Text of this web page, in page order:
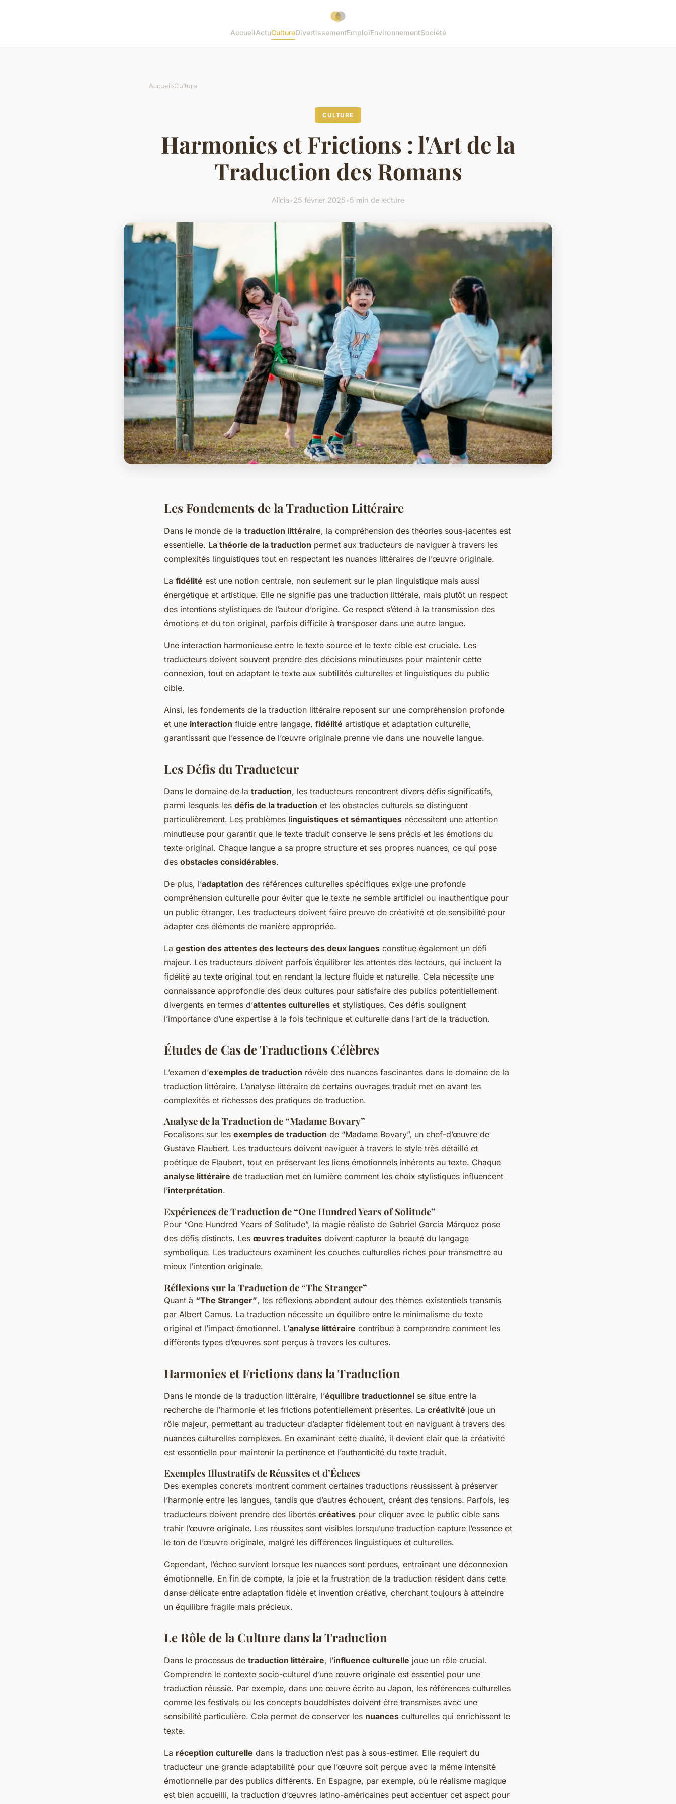
AccueilActuCultureDivertissementEmploiEnvironnementSociété
Accueil›Culture
CULTURE
Harmonies et Frictions : l'Art de la
Traduction des Romans
Alicia•25 février 2025•5 min de lecture
Les Fondements de la Traduction Littéraire
Dans le monde de la traduction littéraire, la compréhension des théories sous-jacentes est
essentielle. La théorie de la traduction permet aux traducteurs de naviguer à travers les
complexités linguistiques tout en respectant les nuances littéraires de l’œuvre originale.
La fidélité est une notion centrale, non seulement sur le plan linguistique mais aussi
énergétique et artistique. Elle ne signifie pas une traduction littérale, mais plutôt un respect
des intentions stylistiques de l’auteur d’origine. Ce respect s’étend à la transmission des
émotions et du ton original, parfois difficile à transposer dans une autre langue.
Une interaction harmonieuse entre le texte source et le texte cible est cruciale. Les
traducteurs doivent souvent prendre des décisions minutieuses pour maintenir cette
connexion, tout en adaptant le texte aux subtilités culturelles et linguistiques du public
cible.
Ainsi, les fondements de la traduction littéraire reposent sur une compréhension profonde
et une interaction fluide entre langage, fidélité artistique et adaptation culturelle,
garantissant que l’essence de l’œuvre originale prenne vie dans une nouvelle langue.
Les Défis du Traducteur
Dans le domaine de la traduction, les traducteurs rencontrent divers défis significatifs,
parmi lesquels les défis de la traduction et les obstacles culturels se distinguent
particulièrement. Les problèmes linguistiques et sémantiques nécessitent une attention
minutieuse pour garantir que le texte traduit conserve le sens précis et les émotions du
texte original. Chaque langue a sa propre structure et ses propres nuances, ce qui pose
des obstacles considérables.
De plus, l’adaptation des références culturelles spécifiques exige une profonde
compréhension culturelle pour éviter que le texte ne semble artificiel ou inauthentique pour
un public étranger. Les traducteurs doivent faire preuve de créativité et de sensibilité pour
adapter ces éléments de manière appropriée.
La gestion des attentes des lecteurs des deux langues constitue également un défi
majeur. Les traducteurs doivent parfois équilibrer les attentes des lecteurs, qui incluent la
fidélité au texte original tout en rendant la lecture fluide et naturelle. Cela nécessite une
connaissance approfondie des deux cultures pour satisfaire des publics potentiellement
divergents en termes d’attentes culturelles et stylistiques. Ces défis soulignent
l’importance d’une expertise à la fois technique et culturelle dans l’art de la traduction.
Études de Cas de Traductions Célèbres
L’examen d’exemples de traduction révèle des nuances fascinantes dans le domaine de la
traduction littéraire. L’analyse littéraire de certains ouvrages traduit met en avant les
complexités et richesses des pratiques de traduction.
Analyse de la Traduction de “Madame Bovary”
Focalisons sur les exemples de traduction de “Madame Bovary”, un chef-d’œuvre de
Gustave Flaubert. Les traducteurs doivent naviguer à travers le style très détaillé et
poétique de Flaubert, tout en préservant les liens émotionnels inhérents au texte. Chaque
analyse littéraire de traduction met en lumière comment les choix stylistiques influencent
l’interprétation.
Expériences de Traduction de “One Hundred Years of Solitude”
Pour “One Hundred Years of Solitude”, la magie réaliste de Gabriel García Márquez pose
des défis distincts. Les œuvres traduites doivent capturer la beauté du langage
symbolique. Les traducteurs examinent les couches culturelles riches pour transmettre au
mieux l’intention originale.
Réflexions sur la Traduction de “The Stranger”
Quant à “The Stranger”, les réflexions abondent autour des thèmes existentiels transmis
par Albert Camus. La traduction nécessite un équilibre entre le minimalisme du texte
original et l’impact émotionnel. L’analyse littéraire contribue à comprendre comment les
diffèrents types d‘œuvres sont perçus à travers les cultures.
Harmonies et Frictions dans la Traduction
Dans le monde de la traduction littéraire, l’équilibre traductionnel se situe entre la
recherche de l’harmonie et les frictions potentiellement présentes. La créativité joue un
rôle majeur, permettant au traducteur d’adapter fidèlement tout en naviguant à travers des
nuances culturelles complexes. En examinant cette dualité, il devient clair que la créativité
est essentielle pour maintenir la pertinence et l’authenticité du texte traduit.
Exemples Illustratifs de Réussites et d’Échecs
Des exemples concrets montrent comment certaines traductions réussissent à préserver
l’harmonie entre les langues, tandis que d’autres échouent, créant des tensions. Parfois, les
traducteurs doivent prendre des libertés créatives pour cliquer avec le public cible sans
trahir l’œuvre originale. Les réussites sont visibles lorsqu’une traduction capture l’essence et
le ton de l’œuvre originale, malgré les différences linguistiques et culturelles.
Cependant, l’échec survient lorsque les nuances sont perdues, entraînant une déconnexion
émotionnelle. En fin de compte, la joie et la frustration de la traduction résident dans cette
danse délicate entre adaptation fidèle et invention créative, cherchant toujours à atteindre
un équilibre fragile mais précieux.
Le Rôle de la Culture dans la Traduction
Dans le processus de traduction littéraire, l’influence culturelle joue un rôle crucial.
Comprendre le contexte socio-culturel d’une œuvre originale est essentiel pour une
traduction réussie. Par exemple, dans une œuvre écrite au Japon, les références culturelles
comme les festivals ou les concepts bouddhistes doivent être transmises avec une
sensibilité particulière. Cela permet de conserver les nuances culturelles qui enrichissent le
texte.
La réception culturelle dans la traduction n’est pas à sous-estimer. Elle requiert du
traducteur une grande adaptabilité pour que l’œuvre soit perçue avec la même intensité
émotionnelle par des publics différents. En Espagne, par exemple, où le réalisme magique
est bien accueilli, la traduction d’œuvres latino-américaines peut accentuer cet aspect pour